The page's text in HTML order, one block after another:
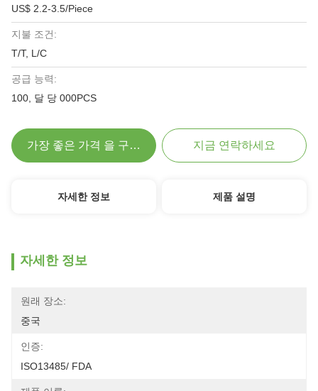
US$ 2.2-3.5/Piece
지불 조건:
T/T, L/C
공급 능력:
100, 달 당 000PCS
가장 좋은 가격 을 구하라 지금 연락하세요
자세한 정보 제품 설명
자세한 정보
원래 장소:
중국
인증:
ISO13485/ FDA